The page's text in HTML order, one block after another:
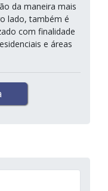
da maneira mais
lado, também é
com finalidade
e áreas